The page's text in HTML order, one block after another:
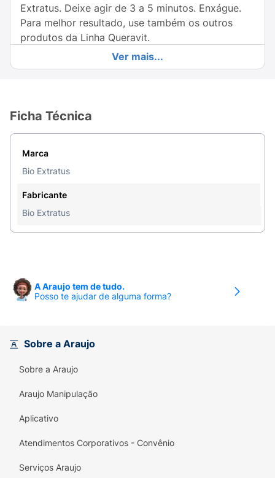
Extratus. Deixe agir de 3 a 5 minutos. Enxágue.
Para melhor resultado, use também os outros
produtos da Linha Queravit.
Mantenha fora do alcance das
Ver mais...
Ficha Técnica
Marca
Bio Extratus
Fabricante
Bio Extratus
A Araujo tem de tudo.
Posso te ajudar de alguma forma?
Sobre a Araujo
Sobre a Araujo
Araujo Manipulação
Aplicativo
Atendimentos Corporativos - Convênio
Serviços Araujo